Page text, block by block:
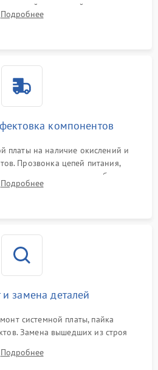
полостей, шестерней и плат от
волос и шерсти животных с
Подробнее
компонентов
платы на наличие окислений и
Прозвонка цепей питания,
моторов колес и турбины
оптических и инфракрасных
Подробнее
замена деталей
системной платы, пайка
Замена вышедших из строя
аккумулятора, неисправного
воды. Восстановление шлейфов и
Подробнее